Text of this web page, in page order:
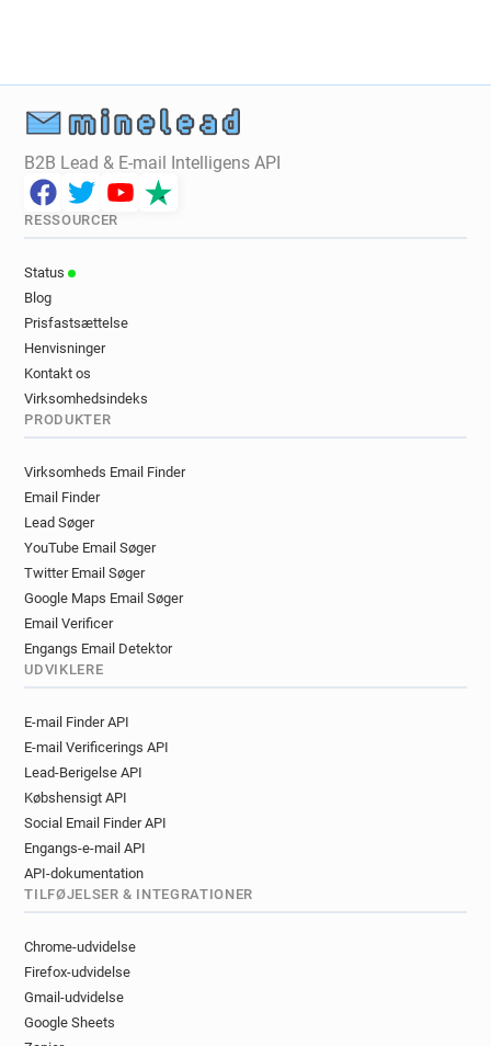
B2B Lead & E-mail Intelligens API
RESSOURCER
Status
Blog
Prisfastsættelse
Henvisninger
Kontakt os
Virksomhedsindeks
PRODUKTER
Virksomheds Email Finder
Email Finder
Lead Søger
YouTube Email Søger
Twitter Email Søger
Google Maps Email Søger
Email Verificer
Engangs Email Detektor
UDVIKLERE
E-mail Finder API
E-mail Verificerings API
Lead-Berigelse API
Købshensigt API
Social Email Finder API
Engangs-e-mail API
API-dokumentation
TILFØJELSER & INTEGRATIONER
Chrome-udvidelse
Firefox-udvidelse
Gmail-udvidelse
Google Sheets